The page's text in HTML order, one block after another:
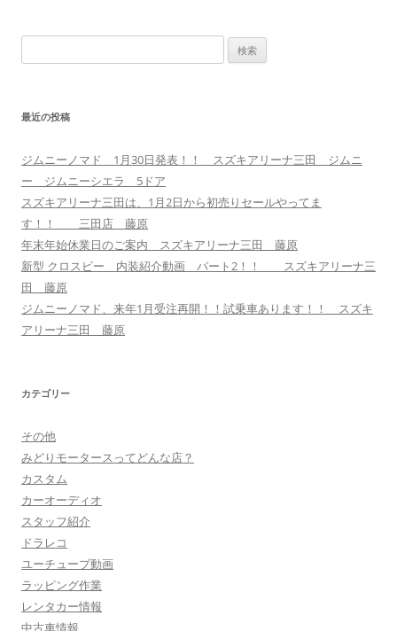
索:
最近の投稿
ジムニーノマド 1月30日発表！！ スズキアリーナ三田 ジムニ
ー ジムニーシエラ 5ドア
スズキアリーナ三田は、1月2日から初売りセールやってま
す！！ 三田店 藤原
年末年始休業日のご案内 スズキアリーナ三田 藤原
新型 クロスビー 内装紹介動画 パート2！！ スズキアリーナ三
田 藤原
ジムニーノマド、来年1月受注再開！！試乗車あります！！ スズキ
アリーナ三田 藤原
カテゴリー
その他
みどりモータースってどんな店？
カスタム
カーオーディオ
スタッフ紹介
ドラレコ
ユーチューブ動画
ラッピング作業
レンタカー情報
中古車情報